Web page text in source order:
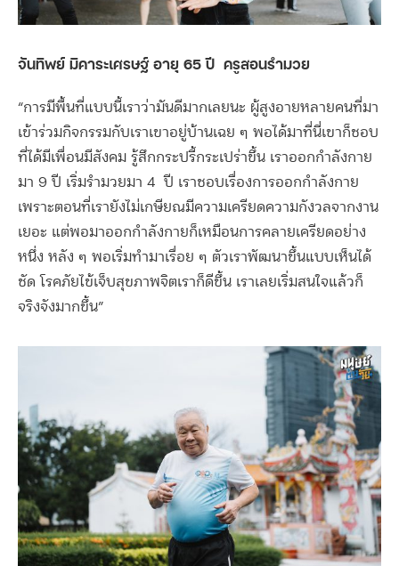
จันทิพย์ มิคาระเศรษฐ์ อายุ 65 ปี ครูสอนรำมวย
“การมีพื้นที่แบบนี้เราว่ามันดีมากเลยนะ ผู้สูงอายหลายคนที่มา
เข้าร่วมกิจกรรมกับเราเขาอยู่บ้านเฉย ๆ พอได้มาที่นี่เขาก็ชอบ
ที่ได้มีเพื่อนมีสังคม รู้สึกกระปรี้กระเปร่าขึ้น เราออกกำลังกาย
มา 9 ปี เริ่มรำมวยมา 4 ปี เราชอบเรื่องการออกกำลังกาย
เพราะตอนที่เรายังไม่เกษียณมีความเครียดความกังวลจากงาน
เยอะ แต่พอมาออกกำลังกายก็เหมือนการคลายเครียดอย่าง
หนึ่ง หลัง ๆ พอเริ่มทำมาเรื่อย ๆ ตัวเราพัฒนาขึ้นแบบเห็นได้
ชัด โรคภัยไข้เจ็บสุขภาพจิตเราก็ดีขึ้น เราเลยเริ่มสนใจแล้วก็
จริงจังมากขึ้น”